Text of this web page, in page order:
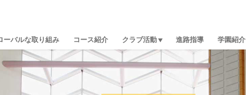
ーバルな取り組み コース紹介 クラブ活動 進路指導 学園紹介